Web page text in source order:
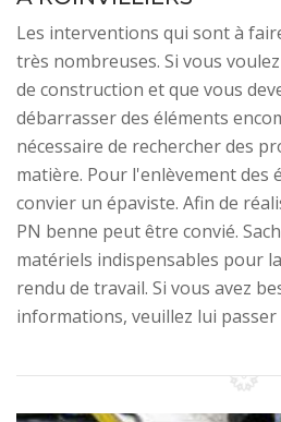
Les interventions qui sont à
très nombreuses. Si vous
de construction et que vous
débarrasser des éléments
nécessaire de rechercher des
matière. Pour l'enlèvement des
convier un épaviste. Afin de
PN benne peut être convié.
matériels indispensables pour
rendu de travail. Si vous avez
informations, veuillez lui passer